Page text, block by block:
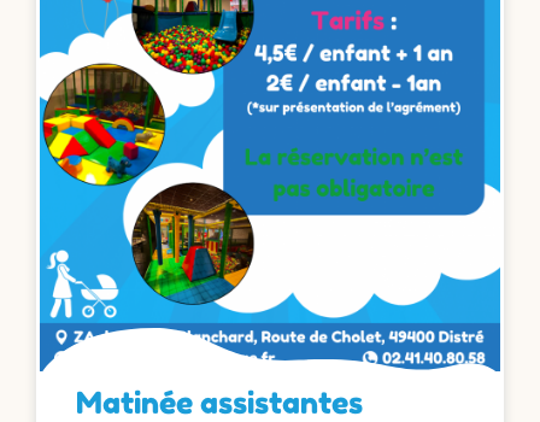
Matinée assistantes